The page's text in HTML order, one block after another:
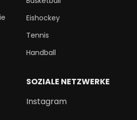
Eishockey
Tennis
Handball
SOZIALE NETZWERKE
Instagram